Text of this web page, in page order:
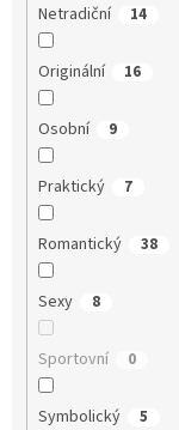
Netradiční 14
Originální 16
Osobní 9
Praktický 7
Romantický 38
Sexy 8
Sportovní 0
Symbolický 5